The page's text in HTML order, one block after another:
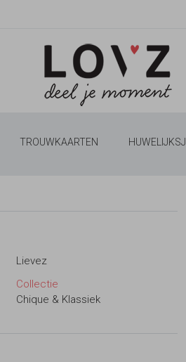
TROUWKAARTEN
Lievez
Collectie
Chique & Klassiek